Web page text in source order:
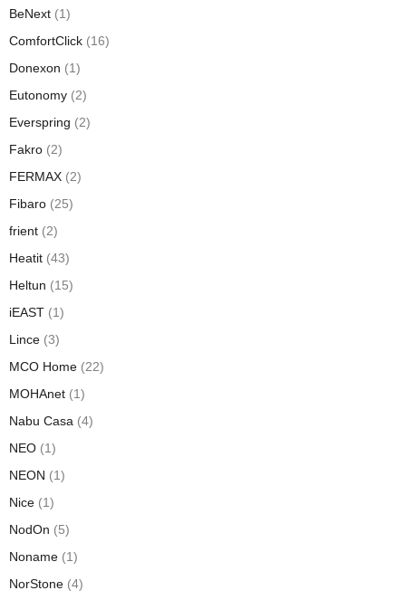
BeNext (1)
ComfortClick (16)
Donexon (1)
Eutonomy (2)
Everspring (2)
Fakro (2)
FERMAX (2)
Fibaro (25)
frient (2)
Heatit (43)
Heltun (15)
iEAST (1)
Lince (3)
MCO Home (22)
MOHAnet (1)
Nabu Casa (4)
NEO (1)
NEON (1)
Nice (1)
NodOn (5)
Noname (1)
NorStone (4)